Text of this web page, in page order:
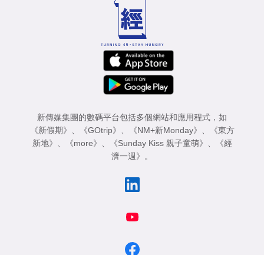
新傳媒集團的數碼平台包括多個網站和應用程式，如
《新假期》
《GOtrip》 《NM+新Monday》
《東方
新地》
《more》 《Sunday Kiss 親子童萌》
《經
濟一週》
。